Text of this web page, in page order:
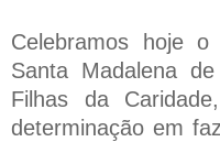
Celebramos hoje
Santa Madalena
Filhas da
determinação em